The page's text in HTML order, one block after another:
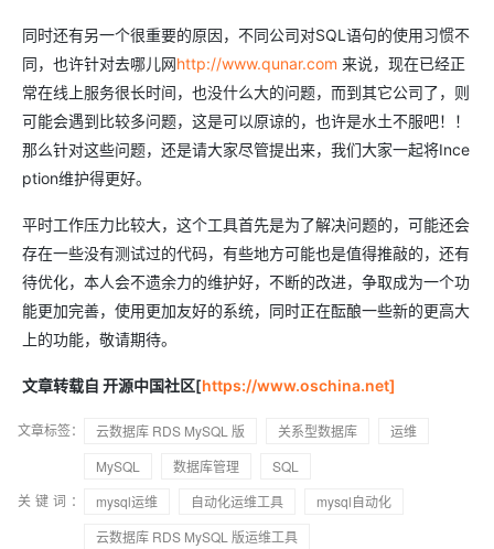
同时还有另一个很重要的原因，不同公司对SQL语句的使用习惯不
同，也许针对去哪儿网http://www.qunar.com 来说，现在已经正
常在线上服务很长时间，也没什么大的问题，而到其它公司了，则
可能会遇到比较多问题，这是可以原谅的，也许是水土不服吧！！
那么针对这些问题，还是请大家尽管提出来，我们大家一起将Ince
ption维护得更好。
平时工作压力比较大，这个工具首先是为了解决问题的，可能还会
存在一些没有测试过的代码，有些地方可能也是值得推敲的，还有
待优化，本人会不遗余力的维护好，不断的改进，争取成为一个功
能更加完善，使用更加友好的系统，同时正在酝酿一些新的更高大
上的功能，敬请期待。
文章转载自 开源中国社区[https://www.oschina.net]
文章标签： 云数据库 RDS MySQL 版 关系型数据库
运维
MySQL
数据库管理
SQL
关键词：
mysql运维 自动化运维工具
mysql自动化
云数据库 RDS MySQL 版运维工具